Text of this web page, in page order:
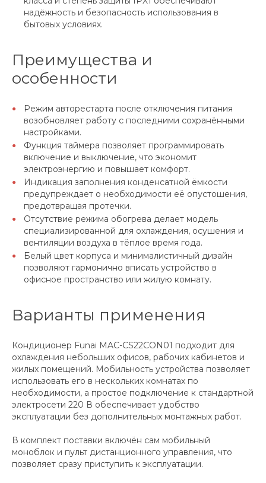
надёжность и безопасность использования в
бытовых условиях.
Преимущества и
особенности
Режим авторестарта после отключения питания
возобновляет работу с последними сохранёнными
настройками.
Функция таймера позволяет программировать
включение и выключение, что экономит
электроэнергию и повышает комфорт.
Индикация заполнения конденсатной ёмкости
предупреждает о необходимости её опустошения,
предотвращая протечки.
Отсутствие режима обогрева делает модель
специализированной для охлаждения, осушения и
вентиляции воздуха в тёплое время года.
Белый цвет корпуса и минималистичный дизайн
позволяют гармонично вписать устройство в
офисное пространство или жилую комнату.
Варианты применения
Кондиционер Funai MAC-CS22CON01 подходит для
охлаждения небольших офисов, рабочих кабинетов и
жилых помещений. Мобильность устройства позволяет
использовать его в нескольких комнатах по
необходимости, а простое подключение к стандартной
электросети 220 В обеспечивает удобство
эксплуатации без дополнительных монтажных работ.
В комплект поставки включён сам мобильный
моноблок и пульт дистанционного управления, что
позволяет сразу приступить к эксплуатации.